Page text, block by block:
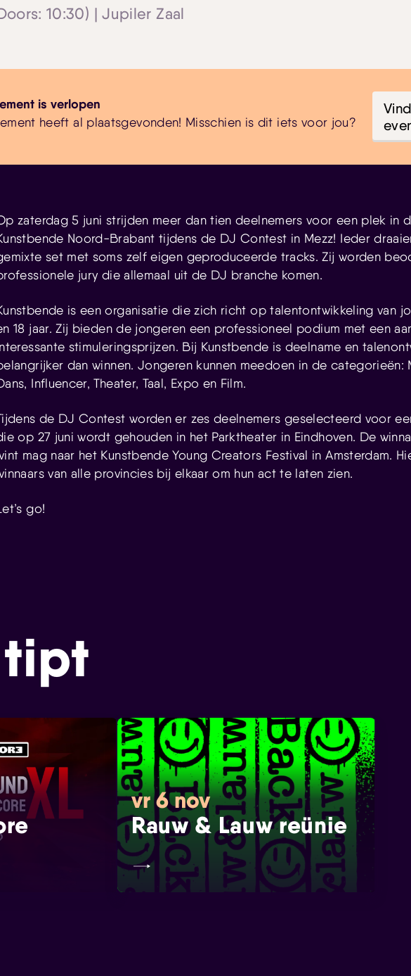
10:30) | Jupiler Zaal
is verlopen
heeft al plaatsgevonden! Misschien is dit iets voor jou?
zaterdag 5 juni strijden meer dan tien deelnemers voor een plek in
Noord-Brabant tijdens de DJ Contest in Mezz! Ieder
set met soms zelf eigen geproduceerde tracks. Zij worden
jury die allemaal uit de DJ branche komen.
is een organisatie die zich richt op talentontwikkeling van
18 jaar. Zij bieden de jongeren een professioneel podium met een
stimuleringsprijzen. Bij Kunstbende is deelname en
dan winnen. Jongeren kunnen meedoen in de categorieën:
Influencer, Theater, Taal, Expo en Film.
de DJ Contest worden er zes deelnemers geselecteerd voor
op 27 juni wordt gehouden in het Parktheater in Eindhoven. De
mag naar het Kunstbende Young Creators Festival in Amsterdam.
van alle provincies bij elkaar om hun act te laten zien.
go!
tipt
vr 6 nov
Rauw & Lauw reünie